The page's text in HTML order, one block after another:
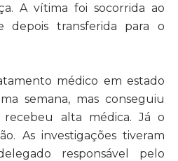
A vítima foi socorrida ao
depois transferida para o
médico em estado
semana, mas conseguiu
alta médica. Já o
As investigações tiveram
responsável pelo